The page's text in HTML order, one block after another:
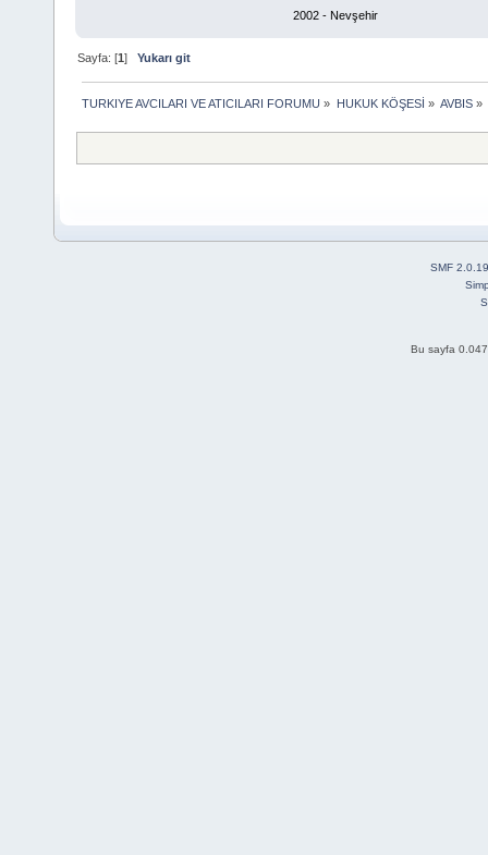
2002 - Nevşehir
Sayfa: [1]Yukarı git
TURKIYE AVCILARI VE ATICILARI FORUMU » HUKUK KÖŞESİ » AVBIS»
SMF 2.0.19
Bu sayfa